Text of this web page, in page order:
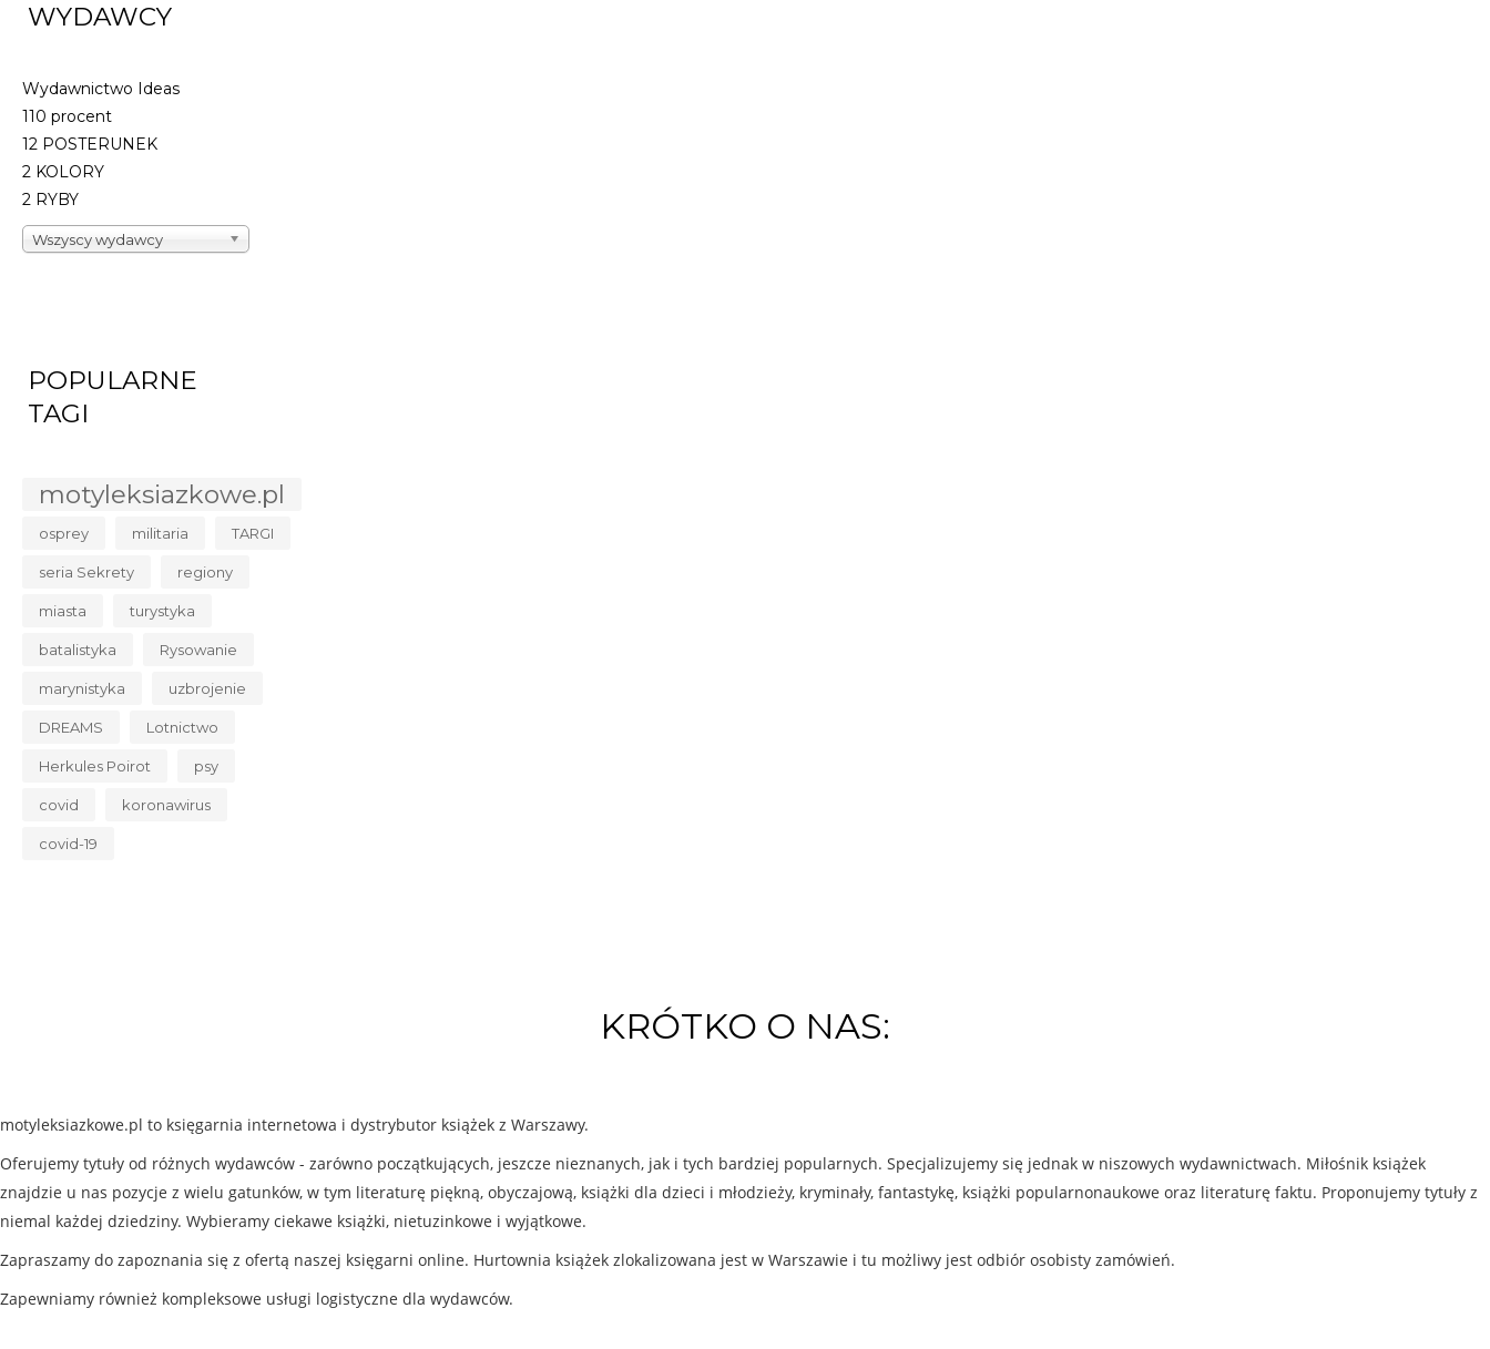
WYDAWCY
Wydawnictwo Ideas
110 procent
12 POSTERUNEK
2 KOLORY
2 RYBY
Wszyscy wydawcy
POPULARNE
TAGI
motyleksiazkowe.pl
osprey militaria TARGI
seria Sekrety regiony
miasta turystyka
batalistyka Rysowanie
marynistyka uzbrojenie
DREAMS Lotnictwo
Herkules Poirot psy
covid koronawirus
covid-19
KRÓTKO O NAS:
motyleksiazkowe.pl to księgarnia internetowa i dystrybutor książek z Warszawy.
Oferujemy tytuły od różnych wydawców - zarówno początkujących, jeszcze nieznanych, jak i tych bardziej popularnych. Specjalizujemy się jednak w niszowych wydawnictwach. Miłośnik książek
znajdzie u nas pozycje z wielu gatunków, w tym literaturę piękną, obyczajową, książki dla dzieci i młodzieży, kryminały, fantastykę, książki popularnonaukowe oraz literaturę faktu. Proponujemy tytuły z
niemal każdej dziedziny. Wybieramy ciekawe książki, nietuzinkowe i wyjątkowe.
Zapraszamy do zapoznania się z ofertą naszej księgarni online. Hurtownia książek zlokalizowana jest w Warszawie i tu możliwy jest odbiór osobisty zamówień.
Zapewniamy również kompleksowe usługi logistyczne dla wydawców.